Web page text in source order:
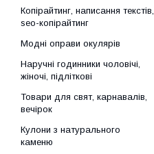
Копірайтинг, написання текстів,
seo-копірайтинг
Модні оправи окулярів
Наручні годинники чоловічі,
жіночі, підліткові
Товари для свят, карнавалів,
вечірок
Кулони з натурального
каменю